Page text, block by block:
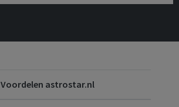
Voordelen astrostar.nl